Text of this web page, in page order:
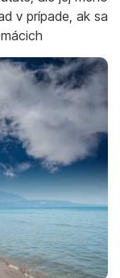
v prípade, ak sa